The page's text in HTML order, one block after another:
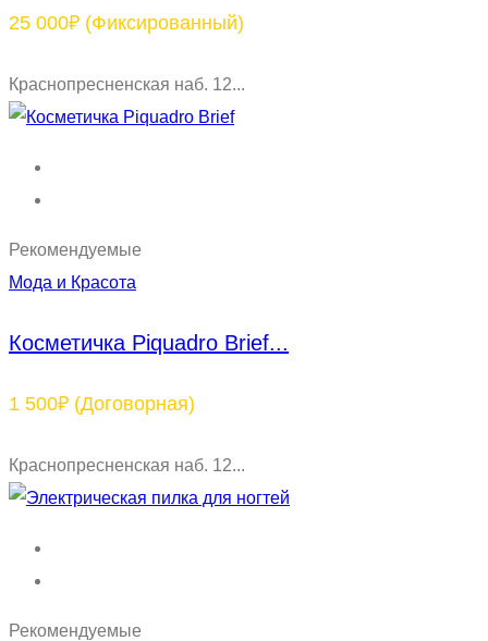
25 000₽ (Фиксированный)
Краснопресненская наб. 12...
Рекомендуемые
Мода и Красота
Косметичка Piquadro Brief...
1 500₽ (Договорная)
Краснопресненская наб. 12...
Рекомендуемые